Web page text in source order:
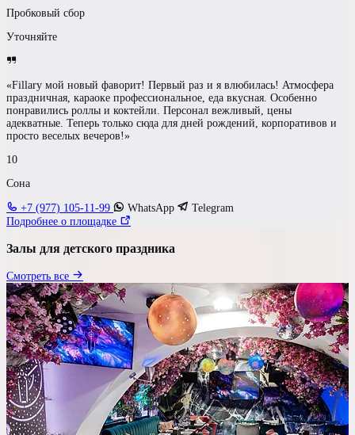
Светлый Лофт
Шатер у воды
Усадьба
Гостей
до 60 чел
Требования к площадке
Аниматоры
Игровая зона
Сцена
Своя парковка
Свой алкоголь
Показать результаты
Сбросить
Пробковый сбор
Уточняйте
«Fillary мой новый фаворит! Первый раз и я влюбилась! Атмосфера
праздничная, караоке профессиональное, еда вкусная. Особенно
понравились роллы и коктейли. Персонал вежливый, цены
адекватные. Теперь только сюда для дней рождений, корпоративов и
просто веселых вечеров!»
10
Сона
+7 (977) 105-11-99 WhatsApp
Telegram
Подробнее о площадке
Залы для детского праздника
Смотреть все